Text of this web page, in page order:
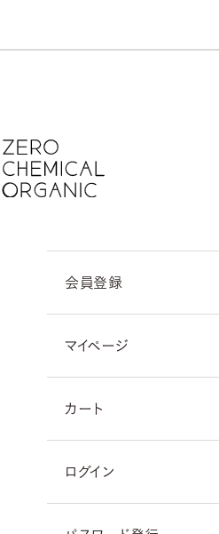
会員登録
マイページ
カート
ログイン